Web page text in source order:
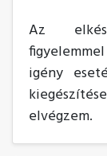
Az
igény
elvégzem.